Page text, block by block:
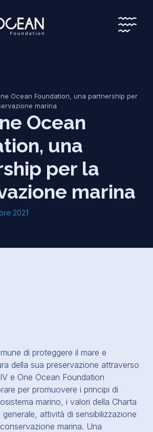
*
*
Ocean Foundation, una partnership per
marina
Ocean
una
per la
marina
2021
di proteggere il mare e
della sua preservazione attraverso
e One Ocean Foundation
per promuovere i principi di
marino, i valori della Charta
attività di sensibilizzazione
marina. Una